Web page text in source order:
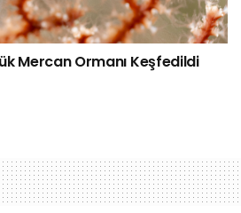
Mercan Ormanı Keşfedildi